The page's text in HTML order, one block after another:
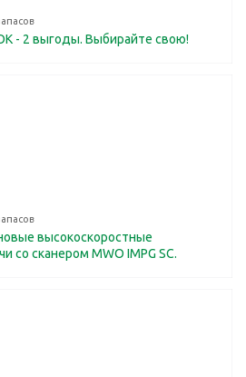
- 2 выгоды. Выбирайте свою!
высокоскоростные
со сканером MWO IMPG SC.